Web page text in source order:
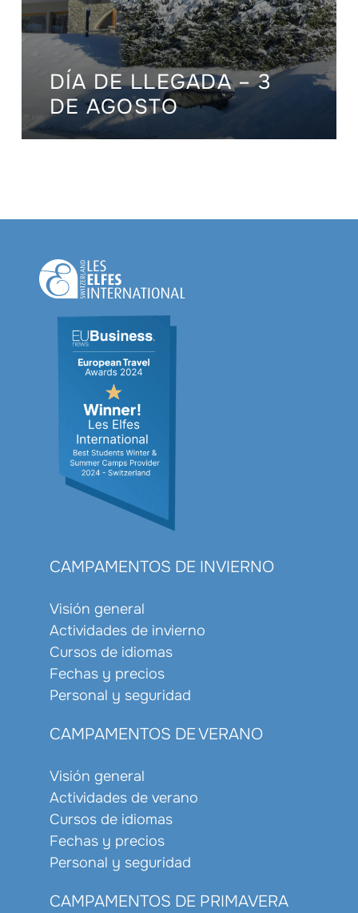
DÍA DE LLEGADA – 3
DE AGOSTO
CAMPAMENTOS DE INVIERNO
Visión general
Actividades de invierno
Cursos de idiomas
Fechas y precios
Personal y seguridad
CAMPAMENTOS DE VERANO
Visión general
Actividades de verano
Cursos de idiomas
Fechas y precios
Personal y seguridad
CAMPAMENTOS DE PRIMAVERA